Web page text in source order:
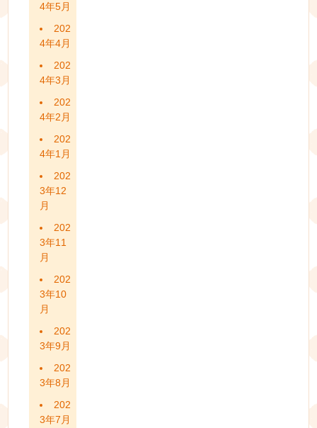
4年5月
202
4年4月
202
4年3月
202
4年2月
202
4年1月
202
3年12
月
202
3年11
月
202
3年10
月
202
3年9月
202
3年8月
202
3年7月